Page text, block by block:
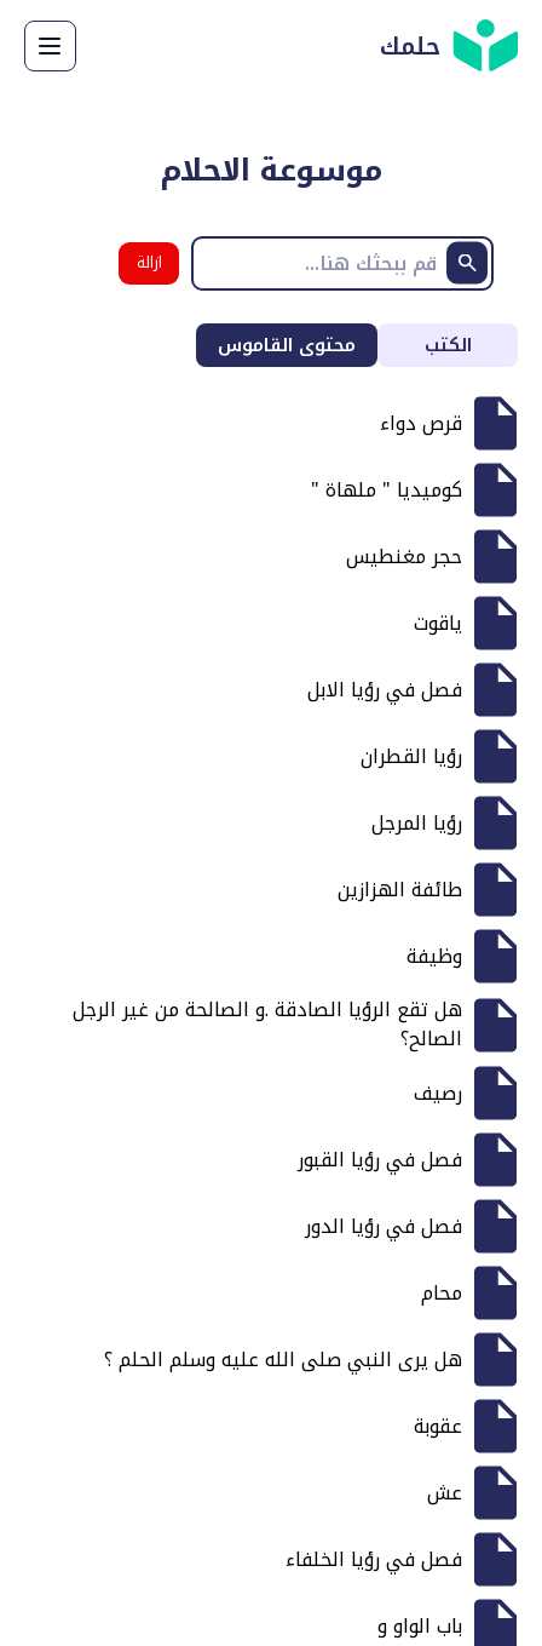
حلمك
موسوعة الاحلام
ازالة
البحث
الكتب محتوى القاموس
قرص دواء
كوميديا " ملهاة "
حجر مغنطيس
ياقوت
فصل في رؤيا الابل
رؤيا القطران
رؤيا المرجل
طائفة الهزازين
وظيفة
هل تقع الرؤيا الصادقة .و الصالحة من غير الرجل
الصالح؟
رصيف
فصل في رؤيا القبور
فصل في رؤيا الدور
محام
هل يرى النبي صلى الله عليه وسلم الحلم ؟
عقوبة
عش
فصل في رؤيا الخلفاء
باب الواو و